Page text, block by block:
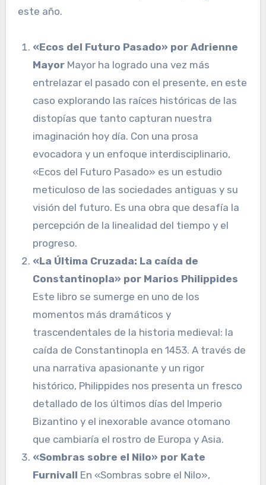
este año.
«Ecos del Futuro Pasado» por Adrienne
Mayor Mayor ha logrado una vez más
entrelazar el pasado con el presente, en este
caso explorando las raíces históricas de las
distopías que tanto capturan nuestra
imaginación hoy día. Con una prosa
evocadora y un enfoque interdisciplinario,
«Ecos del Futuro Pasado» es un estudio
meticuloso de las sociedades antiguas y su
visión del futuro. Es una obra que desafía la
percepción de la linealidad del tiempo y el
progreso.
«La Última Cruzada: La caída de
Constantinopla» por Marios Philippides
Este libro se sumerge en uno de los
momentos más dramáticos y
trascendentales de la historia medieval: la
caída de Constantinopla en 1453. A través de
una narrativa apasionante y un rigor
histórico, Philippides nos presenta un fresco
detallado de los últimos días del Imperio
Bizantino y el inexorable avance otomano
que cambiaría el rostro de Europa y Asia.
«Sombras sobre el Nilo» por Kate
Furnivall En «Sombras sobre el Nilo»,